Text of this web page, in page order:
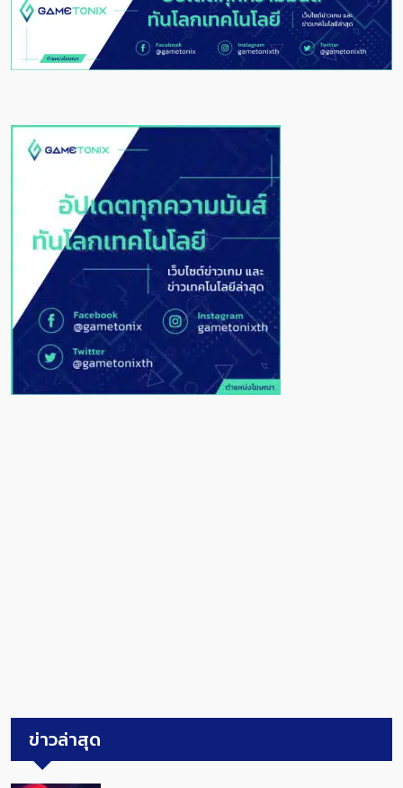
ข่าวล่าสุด